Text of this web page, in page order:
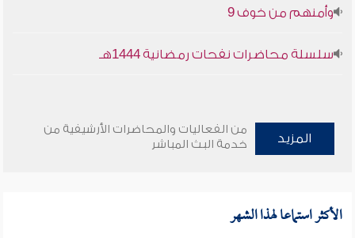
وأمنهم من خوف 9
سلسلة محاضرات نفحات رمضانية 1444هـ
المزيد
من الفعاليات والمحاضرات الأرشيفية من
خدمة البث المباشر
الأكثر استماعا لهذا الشهر